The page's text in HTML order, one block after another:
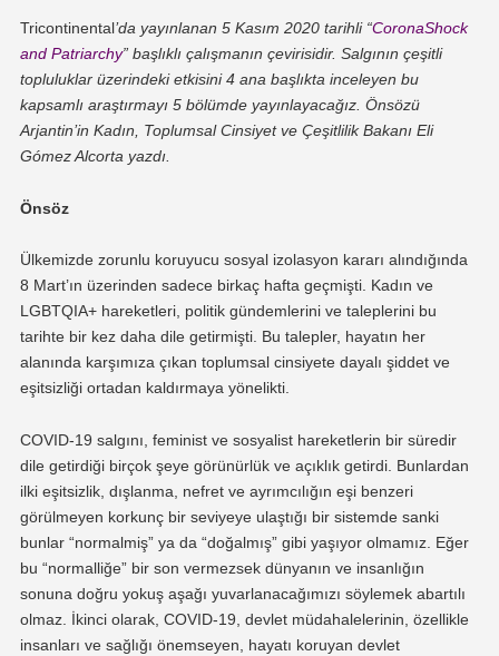
Tricontinental’da yayınlanan 5 Kasım 2020 tarihli “CoronaShock
and Patriarchy” başlıklı çalışmanın çevirisidir. Salgının çeşitli
topluluklar üzerindeki etkisini 4 ana başlıkta inceleyen bu
kapsamlı araştırmayı 5 bölümde yayınlayacağız. Önsözü
Arjantin’in Kadın, Toplumsal Cinsiyet ve Çeşitlilik Bakanı Eli
Gómez Alcorta yazdı.
Önsöz
Ülkemizde zorunlu koruyucu sosyal izolasyon kararı alındığında
8 Mart’ın üzerinden sadece birkaç hafta geçmişti. Kadın ve
LGBTQIA+ hareketleri, politik gündemlerini ve taleplerini bu
tarihte bir kez daha dile getirmişti. Bu talepler, hayatın her
alanında karşımıza çıkan toplumsal cinsiyete dayalı şiddet ve
eşitsizliği ortadan kaldırmaya yönelikti.
COVID-19 salgını, feminist ve sosyalist hareketlerin bir süredir
dile getirdiği birçok şeye görünürlük ve açıklık getirdi. Bunlardan
ilki eşitsizlik, dışlanma, nefret ve ayrımcılığın eşi benzeri
görülmeyen korkunç bir seviyeye ulaştığı bir sistemde sanki
bunlar “normalmiş” ya da “doğalmış” gibi yaşıyor olmamız. Eğer
bu “normalliğe” bir son vermezsek dünyanın ve insanlığın
sonuna doğru yokuş aşağı yuvarlanacağımızı söylemek abartılı
olmaz. İkinci olarak, COVID-19, devlet müdahalelerinin, özellikle
insanları ve sağlığı önemseyen, hayatı koruyan devlet